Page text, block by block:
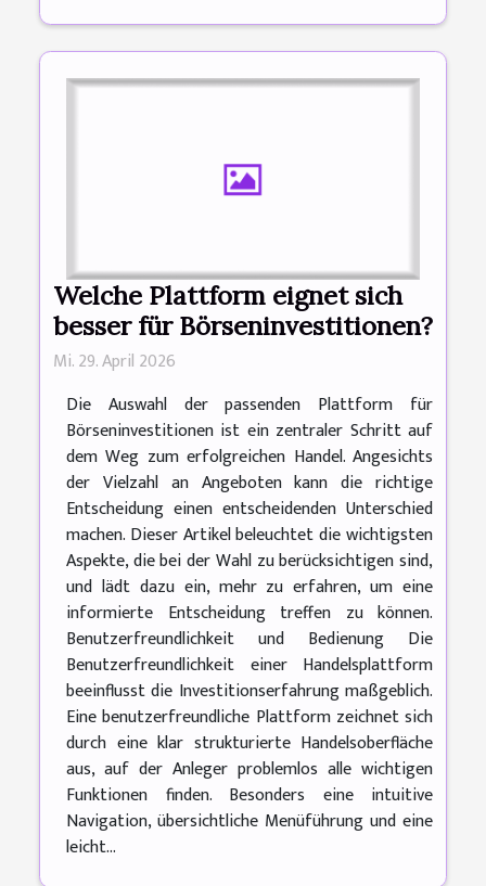
Welche Plattform eignet sich
besser für Börseninvestitionen?
Mi. 29. April 2026
Die Auswahl der passenden Plattform für
Börseninvestitionen ist ein zentraler Schritt auf
dem Weg zum erfolgreichen Handel. Angesichts
der Vielzahl an Angeboten kann die richtige
Entscheidung einen entscheidenden Unterschied
machen. Dieser Artikel beleuchtet die wichtigsten
Aspekte, die bei der Wahl zu berücksichtigen sind,
und lädt dazu ein, mehr zu erfahren, um eine
informierte Entscheidung treffen zu können.
Benutzerfreundlichkeit und Bedienung Die
Benutzerfreundlichkeit einer Handelsplattform
beeinflusst die Investitionserfahrung maßgeblich.
Eine benutzerfreundliche Plattform zeichnet sich
durch eine klar strukturierte Handelsoberfläche
aus, auf der Anleger problemlos alle wichtigen
Funktionen finden. Besonders eine intuitive
Navigation, übersichtliche Menüführung und eine
leicht...